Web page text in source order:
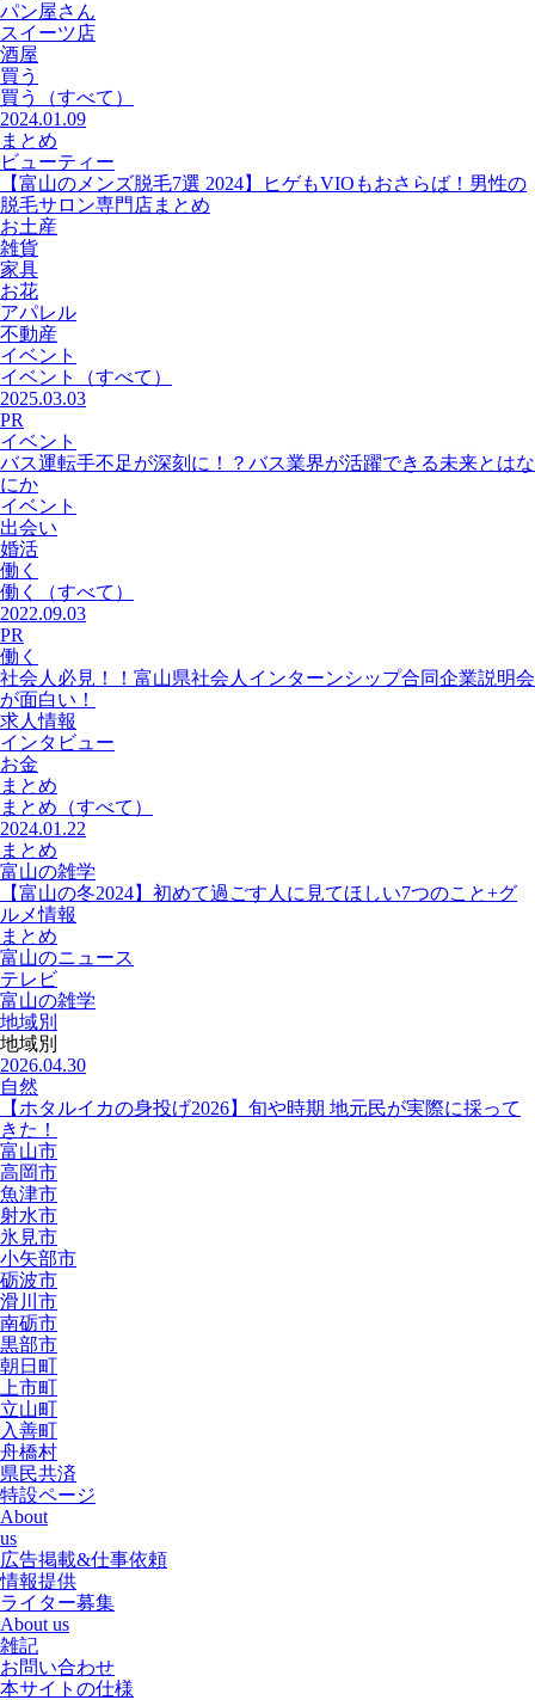
パン屋さん
スイーツ店
酒屋
買う
買う
（すべて）
2024.01.09
まとめ
ビューティー
【富山のメンズ脱毛7選 2024】ヒゲもVIOもおさらば！男性の
脱毛サロン専門店まとめ
お土産
雑貨
家具
お花
アパレル
不動産
イベント
イベント
（すべて）
2025.03.03
PR
イベント
バス運転手不足が深刻に！？バス業界が活躍できる未来とはな
にか
イベント
出会い
婚活
働く
働く
（すべて）
2022.09.03
PR
働く
社会人必見！！富山県社会人インターンシップ合同企業説明会
が面白い！
求人情報
インタビュー
お金
まとめ
まとめ （すべて）
2024.01.22
まとめ
富山の雑学
【富山の冬2024】初めて過ごす人に見てほしい7つのこと+グ
ルメ情報
まとめ
富山のニュース
テレビ
富山の雑学
地域別
地域別
2026.04.30
自然
【ホタルイカの身投げ2026】旬や時期 地元民が実際に採って
きた！
富山市
高岡市
魚津市
射水市
氷見市
小矢部市
砺波市
滑川市
南砺市
黒部市
朝日町
上市町
立山町
入善町
舟橋村
県民共済
特設ページ
About
us
広告掲載&仕事依頼
情報提供
ライター募集
About us
雑記
お問い合わせ
本サイトの仕様